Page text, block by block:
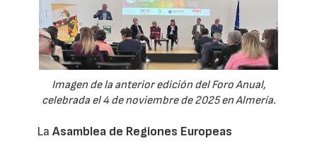
Imagen de la anterior edición del Foro Anual,
celebrada el 4 de noviembre de 2025 en Almería.
LaAsamblea de Regiones Europeas